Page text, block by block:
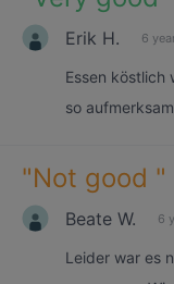
Erik H. 6
Essen köstlich
so
"Not good "
Beate W. 6
Leider war es